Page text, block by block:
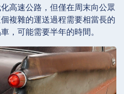
高速公路，但僅在周末向公眾
複雜的運送過程需要相當長的
，可能需要半年的時間。